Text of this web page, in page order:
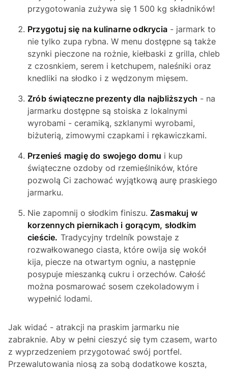
przygotowania zużywa się 1 500 kg składników!
Przygotuj się na kulinarne odkrycia - jarmark to
nie tylko zupa rybna. W menu dostępne są także
szynki pieczone na rożnie, kiełbaski z grilla, chleb
z czosnkiem, serem i ketchupem, naleśniki oraz
knedliki na słodko i z wędzonym mięsem.
Zrób świąteczne prezenty dla najbliższych - na
jarmarku dostępne są stoiska z lokalnymi
wyrobami - ceramiką, szklanymi wyrobami,
biżuterią, zimowymi czapkami i rękawiczkami.
Przenieś magię do swojego domu i kup
świąteczne ozdoby od rzemieślników, które
pozwolą Ci zachować wyjątkową aurę praskiego
jarmarku.
Nie zapomnij o słodkim finiszu. Zasmakuj w
korzennych piernikach i gorącym, słodkim
cieście. Tradycyjny trdelník powstaje z
rozwałkowanego ciasta, które owija się wokół
kija, piecze na otwartym ogniu, a następnie
posypuje mieszanką cukru i orzechów. Całość
można posmarować sosem czekoladowym i
wypełnić lodami.
Jak widać - atrakcji na praskim jarmarku nie
zabraknie. Aby w pełni cieszyć się tym czasem, warto
z wyprzedzeniem przygotować swój portfel.
Przewalutowania niosą za sobą dodatkowe koszta,